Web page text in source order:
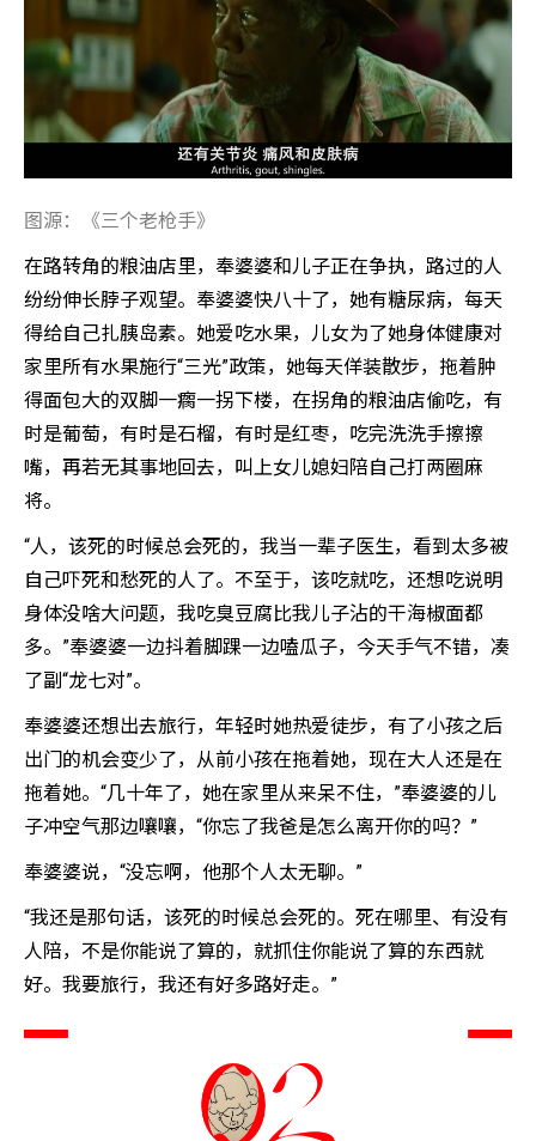
图源：《三个老枪手》
在路转角的粮油店里，奉婆婆和儿子正在争执，路过的人
纷纷伸长脖子观望。奉婆婆快八十了，她有糖尿病，每天
得给自己扎胰岛素。她爱吃水果，儿女为了她身体健康对
家里所有水果施行“三光”政策，她每天佯装散步，拖着肿
得面包大的双脚一瘸一拐下楼，在拐角的粮油店偷吃，有
时是葡萄，有时是石榴，有时是红枣，吃完洗洗手擦擦
嘴，再若无其事地回去，叫上女儿媳妇陪自己打两圈麻
将。
“人，该死的时候总会死的，我当一辈子医生，看到太多被
自己吓死和愁死的人了。不至于，该吃就吃，还想吃说明
身体没啥大问题，我吃臭豆腐比我儿子沾的干海椒面都
多。”奉婆婆一边抖着脚踝一边嗑瓜子，今天手气不错，凑
了副“龙七对”。
奉婆婆还想出去旅行，年轻时她热爱徒步，有了小孩之后
出门的机会变少了，从前小孩在拖着她，现在大人还是在
拖着她。“几十年了，她在家里从来呆不住，”奉婆婆的儿
子冲空气那边嚷嚷，“你忘了我爸是怎么离开你的吗？”
奉婆婆说，“没忘啊，他那个人太无聊。”
“我还是那句话，该死的时候总会死的。死在哪里、有没有
人陪，不是你能说了算的，就抓住你能说了算的东西就
好。我要旅行，我还有好多路好走。”